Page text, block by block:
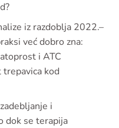
iz razdoblja 2022.–
već dobro zna:
i ATC
trepavica kod
i
dok se terapija